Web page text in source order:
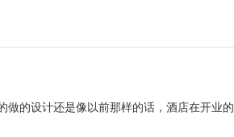
的设计还是像以前那样的话，酒店在开业的